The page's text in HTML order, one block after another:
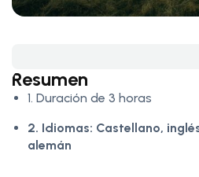
Resumen
1. Duración de 3 horas
2. Idiomas: Castellano,
alemán